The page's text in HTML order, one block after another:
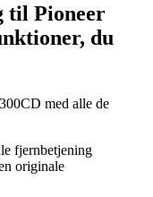
til Pioneer
du
med alle de
fjernbetjening
originale